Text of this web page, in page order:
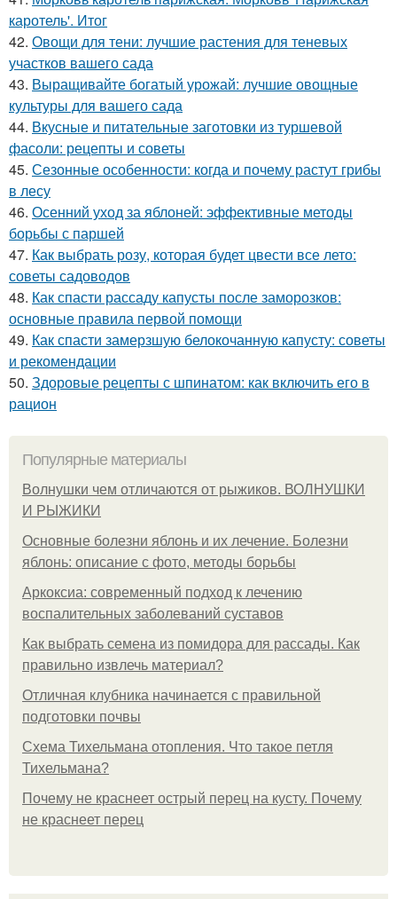
каротель'. Итог
42. Овощи для тени: лучшие растения для теневых
участков вашего сада
43. Выращивайте богатый урожай: лучшие овощные
культуры для вашего сада
44. Вкусные и питательные заготовки из туршевой
фасоли: рецепты и советы
45. Сезонные особенности: когда и почему растут грибы
в лесу
46. Осенний уход за яблоней: эффективные методы
борьбы с паршей
47. Как выбрать розу, которая будет цвести все лето:
советы садоводов
48. Как спасти рассаду капусты после заморозков:
основные правила первой помощи
49. Как спасти замерзшую белокочанную капусту: советы
и рекомендации
50. Здоровые рецепты с шпинатом: как включить его в
рацион
Популярные материалы
Волнушки чем отличаются от рыжиков. ВОЛНУШКИ
И РЫЖИКИ
Основные болезни яблонь и их лечение. Болезни
яблонь: описание с фото, методы борьбы
Аркоксиа: современный подход к лечению
воспалительных заболеваний суставов
Как выбрать семена из помидора для рассады. Как
правильно извлечь материал?
Отличная клубника начинается с правильной
подготовки почвы
Схема Тихельмана отопления. Что такое петля
Тихельмана?
Почему не краснеет острый перец на кусту. Почему
не краснеет перец